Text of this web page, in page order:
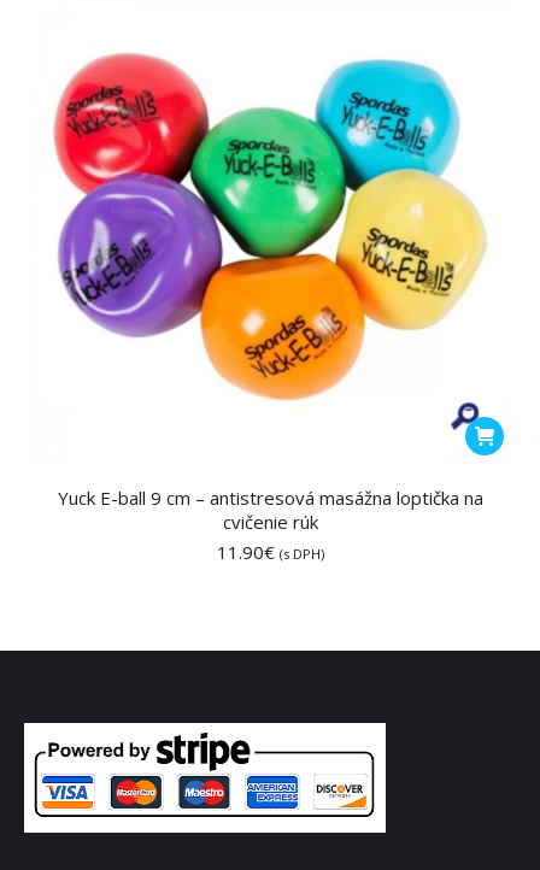
Yuck E-ball 9 cm – antistresová masážna loptička na
cvičenie rúk
11.90€ (s DPH)